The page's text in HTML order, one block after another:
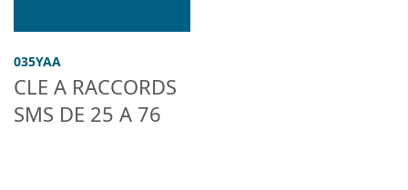
035YAA
CLE A RACCORDS
SMS DE 25 A 76